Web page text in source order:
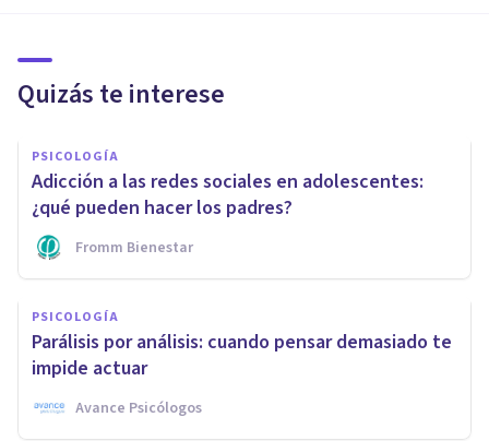
Quizás te interese
PSICOLOGÍA
Adicción a las redes sociales en adolescentes:
¿qué pueden hacer los padres?
Fromm Bienestar
PSICOLOGÍA
Parálisis por análisis: cuando pensar demasiado te
impide actuar
Avance Psicólogos